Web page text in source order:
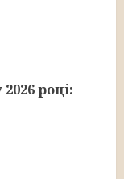
році: